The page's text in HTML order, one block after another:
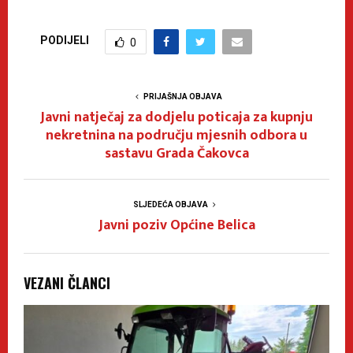
PODIJELI 0
PRIJAŠNJA OBJAVA
Javni natječaj za dodjelu poticaja za kupnju
nekretnina na području mjesnih odbora u
sastavu Grada Čakovca
SLJEDEĆA OBJAVA
Javni poziv Općine Belica
VEZANI ČLANCI